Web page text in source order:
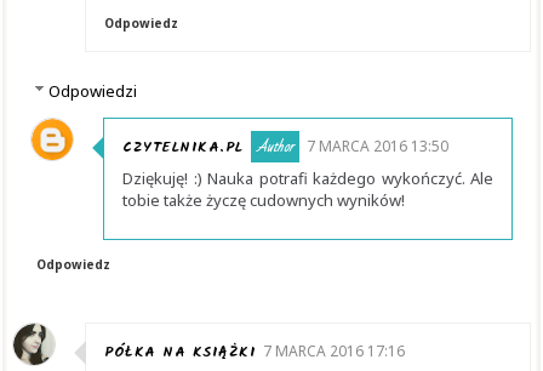
Odpowiedz
Odpowiedzi
CZYTELNIKA.PL 7 MARCA 2016 13:50
Dziękuję! :) Nauka potrafi każdego wykończyć. Ale
tobie także życzę cudownych wyników!
Odpowiedz
PÓŁKA NA KSIĄŻKI 7 MARCA 2016 17:16